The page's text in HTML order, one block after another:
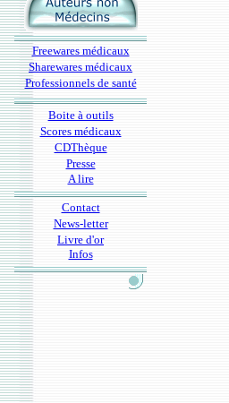
Freewares médicaux
Sharewares médicaux
Professionnels de santé
Boite à outils
Scores médicaux
CDThèque
Presse
A lire
Contact
News-letter
Livre d'or
Infos